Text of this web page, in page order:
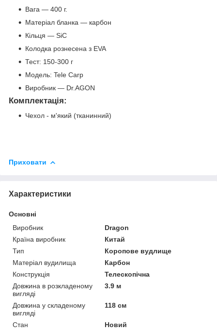
Вага — 400 г.
Матеріал бланка — карбон
Кільця — SiC
Колодка рознесена з EVA
Тест: 150-300 г
Модель: Tele Carp
Виробник — Dr.AGON
Комплектація:
Чехол - м'який (тканинний)
Приховати
Характеристики
Основні
Виробник
Dragon
Країна виробник
Китай
Тип
Коропове вудлище
Матеріал вудилища
Карбон
Конструкція
Телескопічна
Довжина в розкладеному
вигляді
3.9 м
Довжина у складеному
вигляді
118 см
Стан Новий